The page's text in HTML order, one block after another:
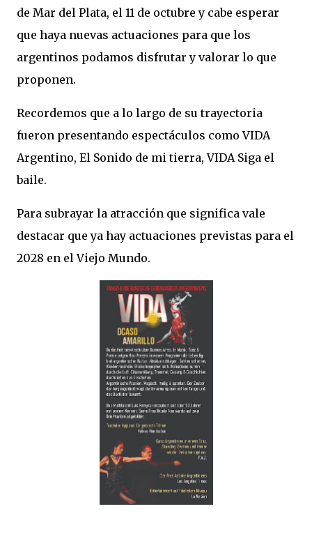
de Mar del Plata, el 11 de octubre y cabe esperar
que haya nuevas actuaciones para que los
argentinos podamos disfrutar y valorar lo que
proponen.
Recordemos que a lo largo de su trayectoria
fueron presentando espectáculos como VIDA
Argentino, El Sonido de mi tierra, VIDA Siga el
baile.
Para subrayar la atracción que significa vale
destacar que ya hay actuaciones previstas para el
2028 en el Viejo Mundo.